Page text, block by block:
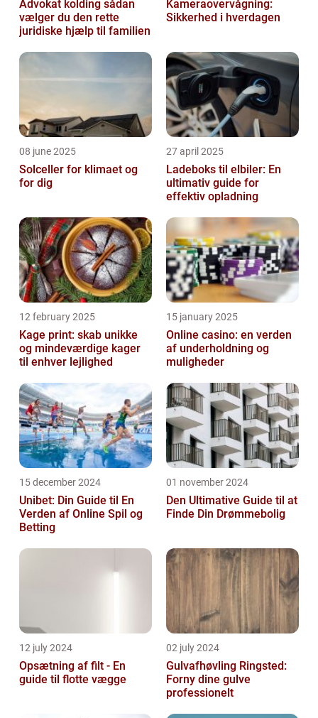
Advokat kolding sådan
vælger du den rette
juridiske hjælp til familien
Kameraovervågning:
Sikkerhed i hverdagen
08 june 2025
Solceller for klimaet og
for dig
27 april 2025
Ladeboks til elbiler: En
ultimativ guide for
effektiv opladning
12 february 2025
Kage print: skab unikke
og mindeværdige kager
til enhver lejlighed
15 january 2025
Online casino: en verden
af underholdning og
muligheder
15 december 2024
Unibet: Din Guide til En
Verden af Online Spil og
Betting
01 november 2024
Den Ultimative Guide til at
Finde Din Drømmebolig
12 july 2024
Opsætning af filt - En
guide til flotte vægge
02 july 2024
Gulvafhøvling Ringsted:
Forny dine gulve
professionelt